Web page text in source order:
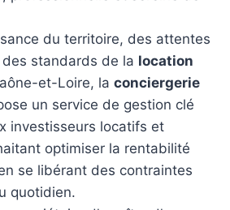
du territoire, des attentes
standards de la location
et-Loire, la conciergerie
un service de gestion clé
investisseurs locatifs et
optimiser la rentabilité
se libérant des contraintes
quotidien.